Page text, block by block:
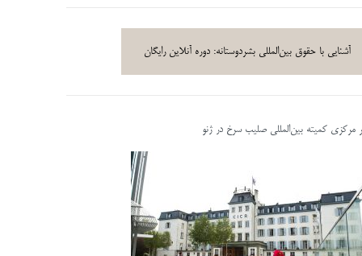
آشنایی با حقوق بین‌المللی بشردوستانه: دوره آنلاین رایگان
مرکزی کمیته بین‌المللی صلیب سرخ در ژنو